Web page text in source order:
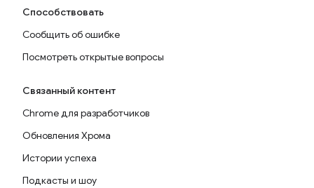
Способствовать
Сообщить об ошибке
Посмотреть открытые вопросы
Связанный контент
Chrome для разработчиков
Обновления Хрома
Истории успеха
Подкасты и шоу